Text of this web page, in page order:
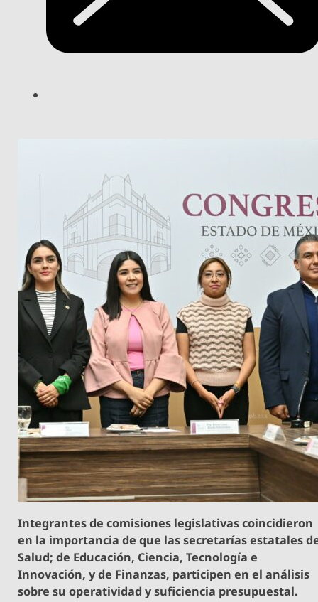
Integrantes de comisiones legislativas coincidieron
en la importancia de que las secretarías estatales
Salud; de Educación, Ciencia, Tecnología e
Innovación, y de Finanzas, participen en el análisis
sobre su operatividad y suficiencia presupuestal.